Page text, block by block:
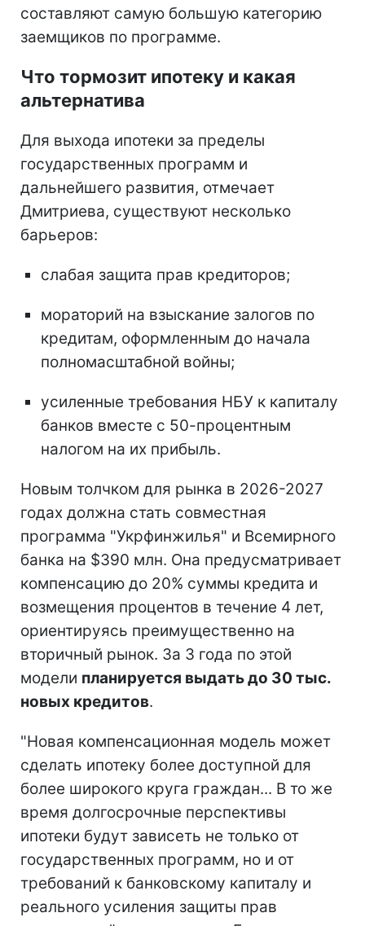
составляют самую большую категорию
заемщиков по программе.
Что тормозит ипотеку и какая
альтернатива
Для выхода ипотеки за пределы
государственных программ и
дальнейшего развития, отмечает
Дмитриева, существуют несколько
барьеров:
слабая защита прав кредиторов;
мораторий на взыскание залогов по
кредитам, оформленным до начала
полномасштабной войны;
усиленные требования НБУ к капиталу
банков вместе с 50-процентным
налогом на их прибыль.
Новым толчком для рынка в 2026-2027
годах должна стать совместная
программа "Укрфинжилья" и Всемирного
банка на $390 млн. Она предусматривает
компенсацию до 20% суммы кредита и
возмещения процентов в течение 4 лет,
ориентируясь преимущественно на
вторичный рынок. За 3 года по этой
модели планируется выдать до 30 тыс.
новых кредитов.
"Новая компенсационная модель может
сделать ипотеку более доступной для
более широкого круга граждан... В то же
время долгосрочные перспективы
ипотеки будут зависеть не только от
государственных программ, но и от
требований к банковскому капиталу и
реального усиления защиты прав